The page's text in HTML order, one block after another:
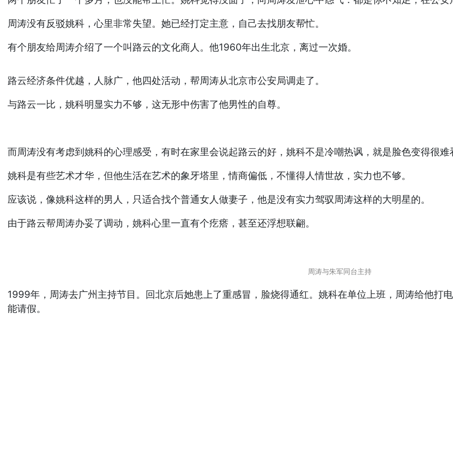
周涛没有反驳姚科，心里非常失望。她已经打定主意，自己去找朋友帮忙。
有个朋友给周涛介绍了一个叫路云的文化商人。他1960年出生北京，离过一次婚。
路云经济条件优越，人脉广，他四处活动，帮周涛从北京市公安局调走了。
与路云一比，姚科明显实力不够，这无形中伤害了他男性的自尊。
而周涛没有考虑到姚科的心理感受，有时在家里会说起路云的好，姚科不是冷嘲热讽，就是脸色变得很难
姚科是有些艺术才华，但他生活在艺术的象牙塔里，情商偏低，不懂得人情世故，实力也不够。
应该说，像姚科这样的男人，只适合找个普通女人做妻子，他是没有实力驾驭周涛这样的大明星的。
由于路云帮周涛办妥了调动，姚科心里一直有个疙瘩，甚至还浮想联翩。
周涛与朱军同台主持
1999年，周涛去广州主持节目。回北京后她患上了重感冒，脸烧得通红。姚科在单位上班，周涛给他打
能请假。